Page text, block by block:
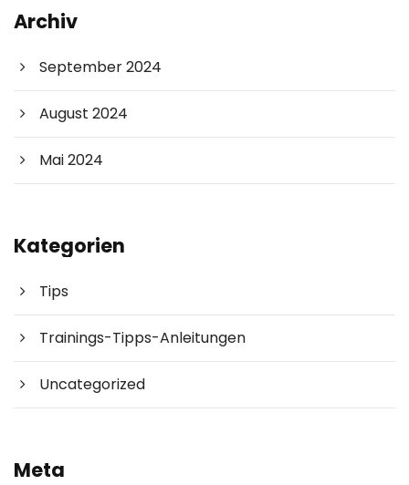
Archiv
September 2024
August 2024
Mai 2024
Kategorien
Tips
Trainings-Tipps-Anleitungen
Uncategorized
Meta